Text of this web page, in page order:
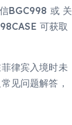
BGC998 或 关
可获取
律宾入境时未
见问题解答，